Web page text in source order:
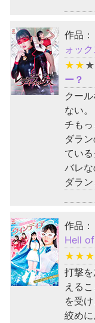
作品
ォック
★ ★ ★
ー？
クー
ない
チも
ダラ
てい
バレ
ダラ
作品
Hell
★ ★ ★
打撃
える
を受
絞め